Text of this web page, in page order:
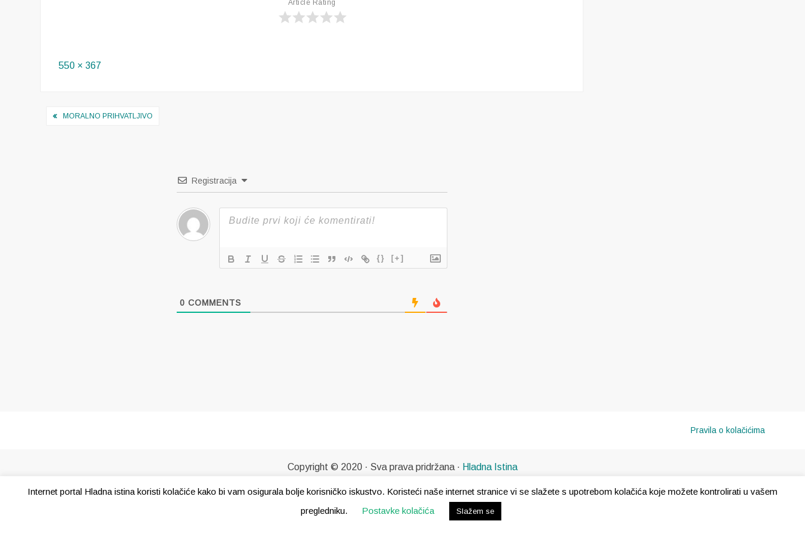
Article Rating
Full
550 × 367
Navigacija
MORALNO PRIHVATLJIVO
Registracija
{} [+]
0 COMMENTS
Pravila o kolačićima
Internet portal Hladna istina koristi kolačiće kako bi vam osigurala bolje korisničko iskustvo. Koristeći naše internet stranice vi se slažete s upotrebom kolačića koje možete kontrolirati u vašem
pregledniku.
Postavke kolačića Slažem se
Copyright © 2020 · Sva prava pridržana · Hladna Istina